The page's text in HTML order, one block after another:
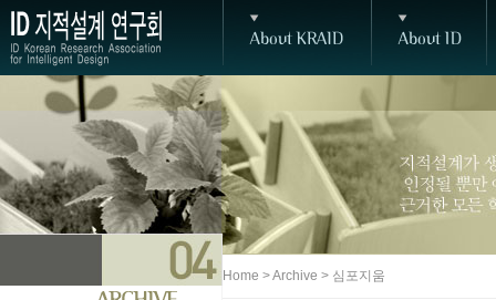
Home > Archive > 심포지움